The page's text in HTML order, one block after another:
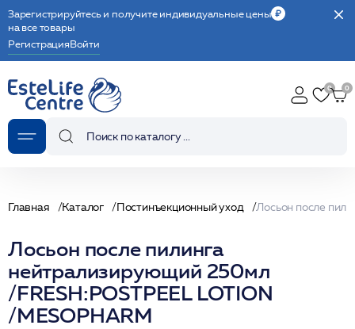
Зарегистрируйтесь и получите индивидуальные цены
на все товары
РегистрацияВойти
Главная Каталог Постинъекционный уход
Лосьон после пилинга
нейтрализирующий 250мл
/FRESH:POSTPEEL LOTION
/MESOPHARM